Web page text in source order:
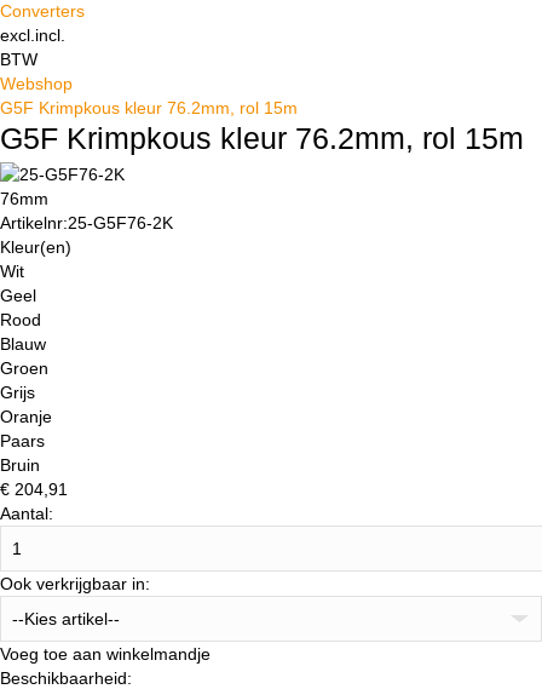
Converters
excl. incl.
BTW
Webshop
G5F Krimpkous kleur 76.2mm, rol 15m
G5F Krimpkous kleur 76.2mm, rol 15m
76mm
Artikelnr:25-G5F76-2K
Kleur(en)
Wit
Geel
Rood
Blauw
Groen
Grijs
Oranje
Paars
Bruin
€ 204,91
Aantal:
Ook verkrijgbaar in:
Voeg toe aan winkelmandje
Beschikbaarheid: